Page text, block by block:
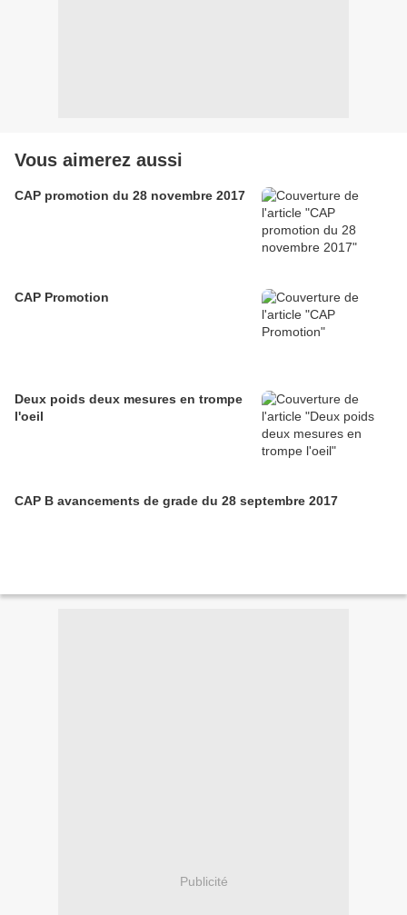
Vous aimerez aussi
CAP promotion du 28 novembre 2017
CAP Promotion
Deux poids deux mesures en trompe
l'oeil
CAP B avancements de grade du 28 septembre 2017
Publicité